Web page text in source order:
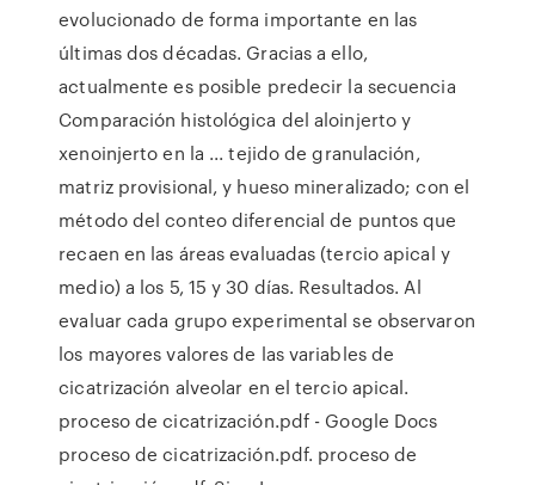
evolucionado de forma importante en las
últimas dos décadas. Gracias a ello,
actualmente es posible predecir la secuencia
Comparación histológica del aloinjerto y
xenoinjerto en la ... tejido de granulación,
matriz provisional, y hueso mineralizado; con el
método del conteo diferencial de puntos que
recaen en las áreas evaluadas (tercio apical y
medio) a los 5, 15 y 30 días. Resultados. Al
evaluar cada grupo experimental se observaron
los mayores valores de las variables de
cicatrización alveolar en el tercio apical.
proceso de cicatrización.pdf - Google Docs
proceso de cicatrización.pdf. proceso de